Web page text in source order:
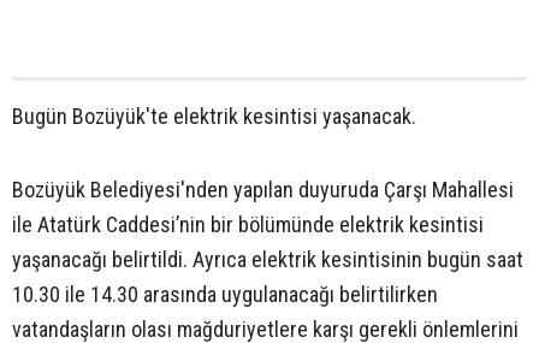
Bugün Bozüyük'te elektrik kesintisi yaşanacak.
Bozüyük Belediyesi'nden yapılan duyuruda Çarşı Mahallesi
ile Atatürk Caddesi’nin bir bölümünde elektrik kesintisi
yaşanacağı belirtildi. Ayrıca elektrik kesintisinin bugün saat
10.30 ile 14.30 arasında uygulanacağı belirtilirken
vatandaşların olası mağduriyetlere karşı gerekli önlemlerini